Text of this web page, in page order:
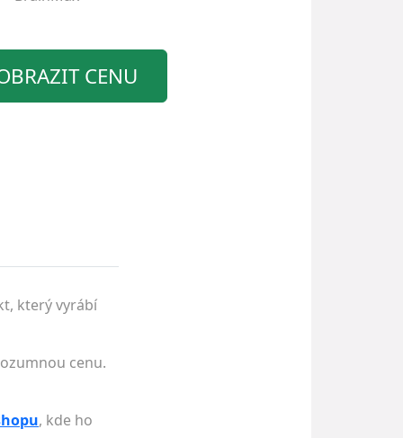
CENU
který vyrábí
cenu.
, kde ho